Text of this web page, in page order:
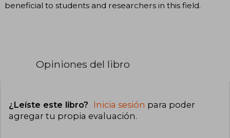
beneficial to students and researchers in this field.
Opiniones del libro
¿Leíste este libro? Inicia sesión para poder
agregar tu propia evaluación.